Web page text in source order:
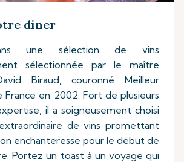
diner
une sélection de vins
sélectionnée par le maître
Biraud, couronné Meilleur
France en 2002. Fort de plusieurs
il a soigneusement choisi
de vins promettant
enchanteresse pour le début de
Portez un toast à un voyage qui